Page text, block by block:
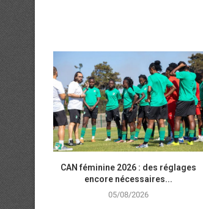
CAN féminine 2026 : des réglages
encore nécessaires...
05/08/2026